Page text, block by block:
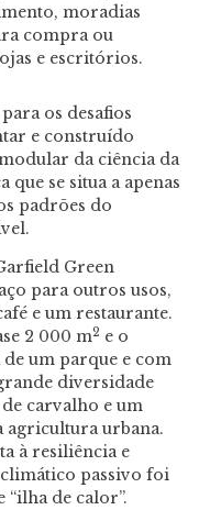
moradias
compra ou
e escritórios.
os desafios
e construído
da ciência da
se situa a apenas
padrões do
Green
para outros usos,
e um restaurante.
2 000 m2 e o
um parque e com
diversidade
carvalho e um
urbana.
à resiliência e
passivo foi
de calor”.